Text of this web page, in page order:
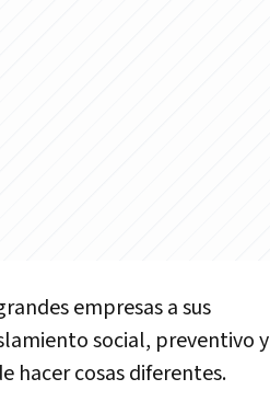
empresas a sus
social, preventivo y
hacer cosas diferentes.